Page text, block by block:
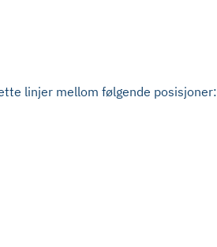
linjer mellom følgende posisjoner: